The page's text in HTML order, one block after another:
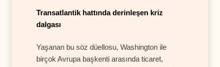
Transatlantik hattında derinleşen kriz
dalgası
Yaşanan bu söz düellosu, Washington ile
birçok Avrupa başkenti arasında ticaret,